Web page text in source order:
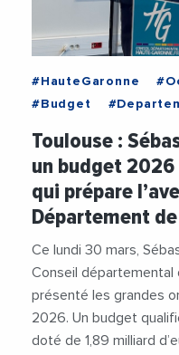
#HauteGaronne
#Budget
#Investissements
#SebastienVincini
#Videos
Toulouse :
un budget
qui prépare
Département
Ce lundi 30 mars,
Conseil départemental
présenté les grandes
2026. Un budget
doté de 1,89 milliard